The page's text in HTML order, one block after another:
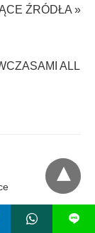
ŹRÓDŁA »
ALL